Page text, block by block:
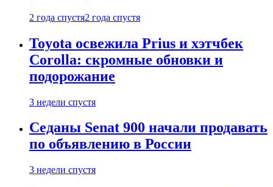
2 года спустя2 года спустя
Toyota освежила Prius и хэтчбек
Corolla: скромные обновки и
подорожание
3 недели спустя
Седаны Senat 900 начали продавать
по объявлению в России
3 недели спустя